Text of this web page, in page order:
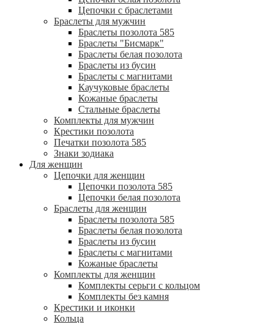
Цепочки с браслетами
Браслеты для мужчин
Браслеты позолота 585
Браслеты "Бисмарк"
Браслеты белая позолота
Браслеты из бусин
Браслеты с магнитами
Каучуковые браслеты
Кожаные браслеты
Стальные браслеты
Комплекты для мужчин
Крестики позолота
Печатки позолота 585
Знаки зодиака
Для женщин
Цепочки для женщин
Цепочки позолота 585
Цепочки белая позолота
Браслеты для женщин
Браслеты позолота 585
Браслеты белая позолота
Браслеты из бусин
Браслеты с магнитами
Кожаные браслеты
Комплекты для женщин
Комплекты серьги с кольцом
Комплекты без камня
Крестики и иконки
Кольца